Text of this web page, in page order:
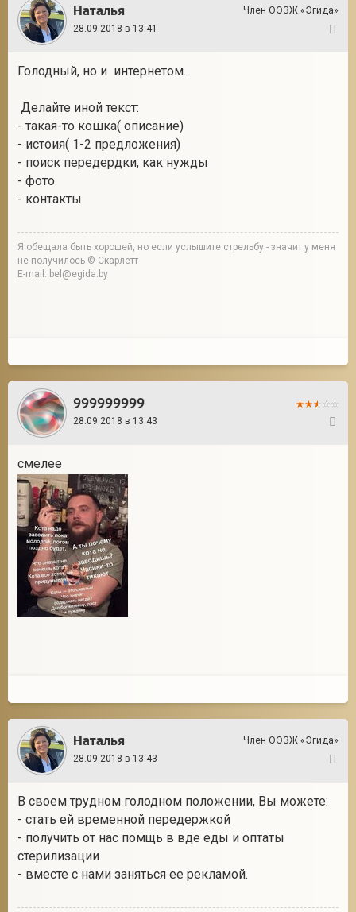
Наталья
Член ООЗЖ «Эгида»
28.09.2018 в 13:41
Голодный, но и интернетом.
Делайте иной текст:
- такая-то кошка( описание)
- истоия( 1-2 предложения)
- поиск передердки, как нужды
- фото
- контакты
Я обещала быть хорошей, но если услышите стрельбу - значит у меня
не получилось © Скарлетт
E-mail: bel@egida.by
999999999
28.09.2018 в 13:43
смелее
Наталья
Член ООЗЖ «Эгида»
28.09.2018 в 13:43
В своем трудном голодном положении, Вы можете:
- стать ей временной передержкой
- получить от нас помщь в вде еды и оптаты
стерилизации
- вместе с нами заняться ее рекламой.